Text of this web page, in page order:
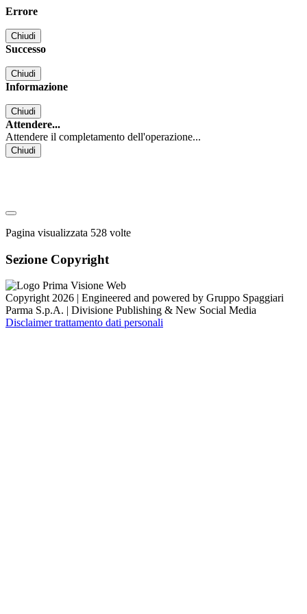
Errore
Chiudi
Successo
Chiudi
Informazione
Chiudi
Attendere...
Attendere il completamento dell'operazione...
Chiudi
Pagina visualizzata 528 volte
Sezione Copyright
Copyright 2026 | Engineered and powered by Gruppo Spaggiari
Parma S.p.A. | Divisione Publishing & New Social Media
Disclaimer trattamento dati personali